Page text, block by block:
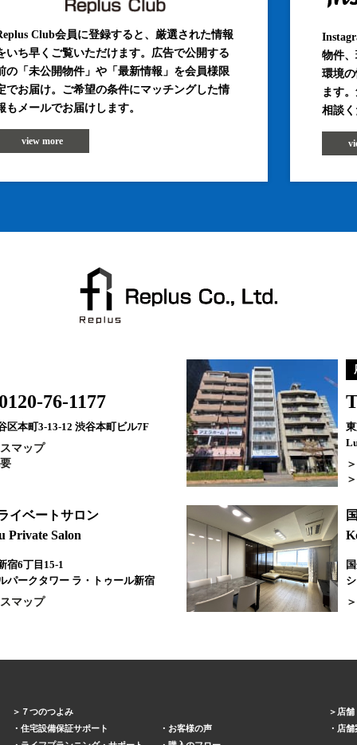
Club会員に登録すると、厳選された情報
いち早くご覧いただけます。広告で公開する
の「未公開物件」や「最新情報」を会員様限
でお届け。ご希望の条件にマッチングした情
もメールでお届けします。
view more
物件
環境
ます
相談
76-1177
区本町3-13-12 渋谷本町ビル7F
マップ
イベートサロン
Private Salon
宿6丁目15-1
パークタワー ラ・トゥール新宿
マップ
７つのつよみ
住宅設備保証サポート
お客様の声
店舗
店舗